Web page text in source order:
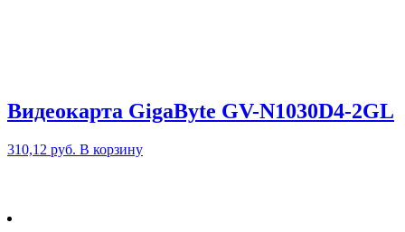
Видеокарта GigaByte GV-N1030D4-2GL
310,12 руб. В корзину